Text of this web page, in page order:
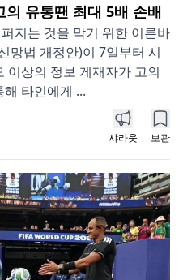
유통땐 최대 5배 손배
지는 것을 막기 위한 이른바
망법 개정안)이 7일부터 시
이상의 정보 게재자가 고의
해 타인에게 ...
샤라웃 보관